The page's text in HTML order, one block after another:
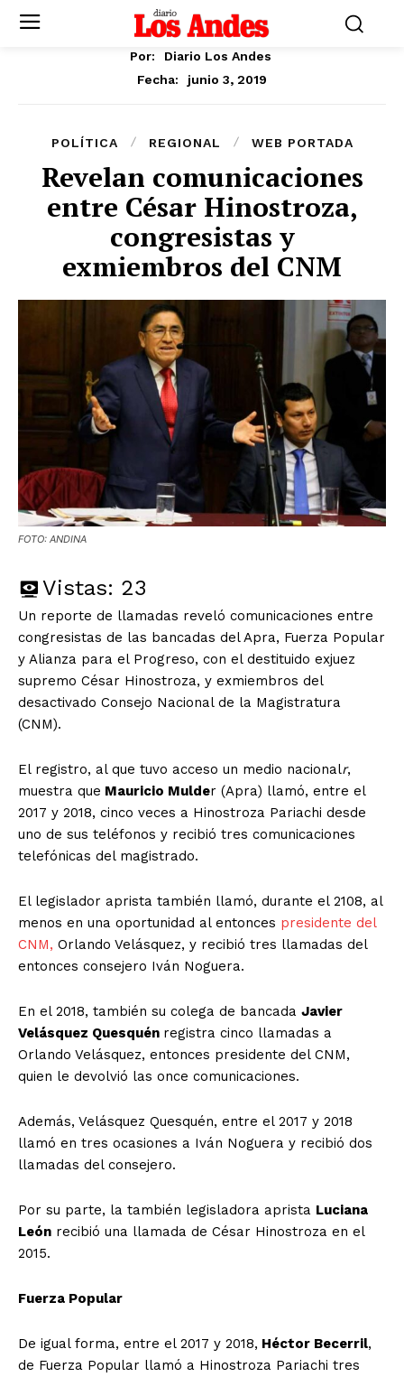
Por:
Diario Los Andes
Fecha:
junio 3, 2019
POLÍTICA REGIONAL WEB PORTADA
Revelan comunicaciones
entre César Hinostroza,
congresistas y
exmiembros del CNM
FOTO: ANDINA
Vistas: 23
Un reporte de llamadas reveló comunicaciones entre
congresistas de las bancadas del Apra, Fuerza Popular
y Alianza para el Progreso, con el destituido exjuez
supremo César Hinostroza, y exmiembros del
desactivado Consejo Nacional de la Magistratura
(CNM).
El registro, al que tuvo acceso un medio nacionalr,
muestra que Mauricio Mulder (Apra) llamó, entre el
2017 y 2018, cinco veces a Hinostroza Pariachi desde
uno de sus teléfonos y recibió tres comunicaciones
telefónicas del magistrado.
El legislador aprista también llamó, durante el 2108, al
menos en una oportunidad al entonces presidente del
CNM, Orlando Velásquez, y recibió tres llamadas del
entonces consejero Iván Noguera.
En el 2018, también su colega de bancada Javier
Velásquez Quesquén registra cinco llamadas a
Orlando Velásquez, entonces presidente del CNM,
quien le devolvió las once comunicaciones.
Además, Velásquez Quesquén, entre el 2017 y 2018
llamó en tres ocasiones a Iván Noguera y recibió dos
llamadas del consejero.
Por su parte, la también legisladora aprista Luciana
León recibió una llamada de César Hinostroza en el
2015.
Fuerza Popular
De igual forma, entre el 2017 y 2018, Héctor Becerril,
de Fuerza Popular llamó a Hinostroza Pariachi tres